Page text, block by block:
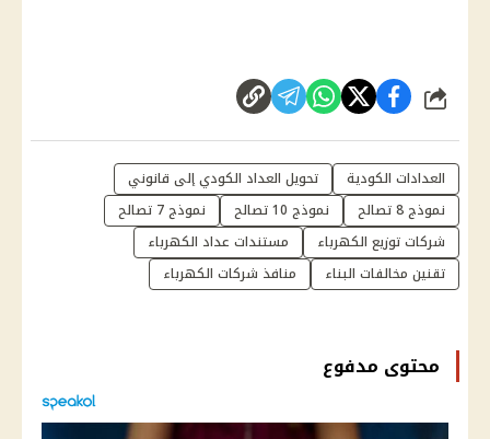
شارك
العدادات الكودية
تحويل العداد الكودي إلى قانوني
نموذج 8 تصالح
نموذج 10 تصالح
نموذج 7 تصالح
شركات توزيع الكهرباء
مستندات عداد الكهرباء
تقنين مخالفات البناء
منافذ شركات الكهرباء
محتوى مدفوع